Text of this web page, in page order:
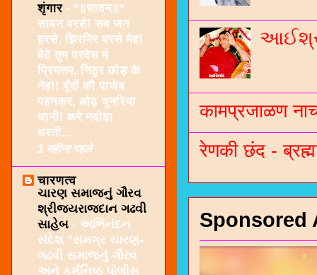
कामप्रजाळण
रेणकी छंद -
Sponsored
शृंगार - *॥सावन॥*
सावन बरसे! सब जन
हरसे, झिरमिर बरसे मेह!
बैठे तुम परदेस में
प्रियतम, निठुर छोड़ के
नेह!! बूँदों की पाजेब
पहनकर, ओढ़ चुनरिया
धानी! करे नवोढ़ा
धरती...
1 महीना पहले
चारणत्व
ચારણ સમાજનું ગૌરવ
શ્રીજયરાજદાન ગઢવી
સાહેબ - અભિનંદન
સંદેશ "સમગ્ર ચારણ-
ગઢવી સમાજનું ગૌરવ
અને કર્મનિષ્ઠ પોલીસ